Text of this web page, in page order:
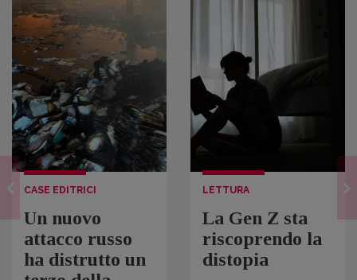
CASE EDITRICI
Un nuovo
attacco russo
ha distrutto un
LETTURA
La Gen Z sta
riscoprendo la
distopia